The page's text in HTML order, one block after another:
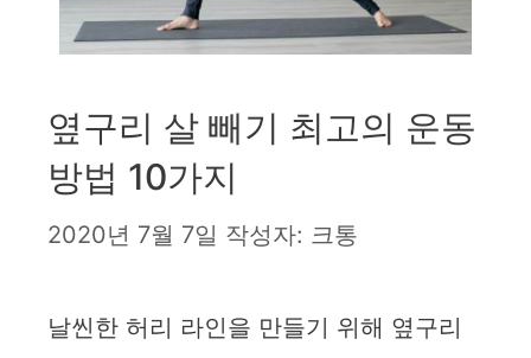
옆구리 살 빼기 최고의 운동
방법 10가지
2020년 7월 7일 작성자: 크통
날씬한 허리 라인을 만들기 위해 옆구리